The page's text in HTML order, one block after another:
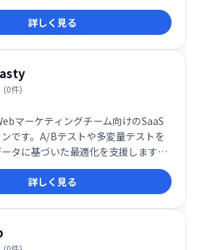
詳しく見る
(0件)
マーケティングチーム向けのSaaS
です。A/Bテストや多変量テストを
タに基づいた最適化を支援します。
ーフェースで、チームは完全な自律性
実行し、ウェブサイトのパフォーマ
できます。
詳しく見る